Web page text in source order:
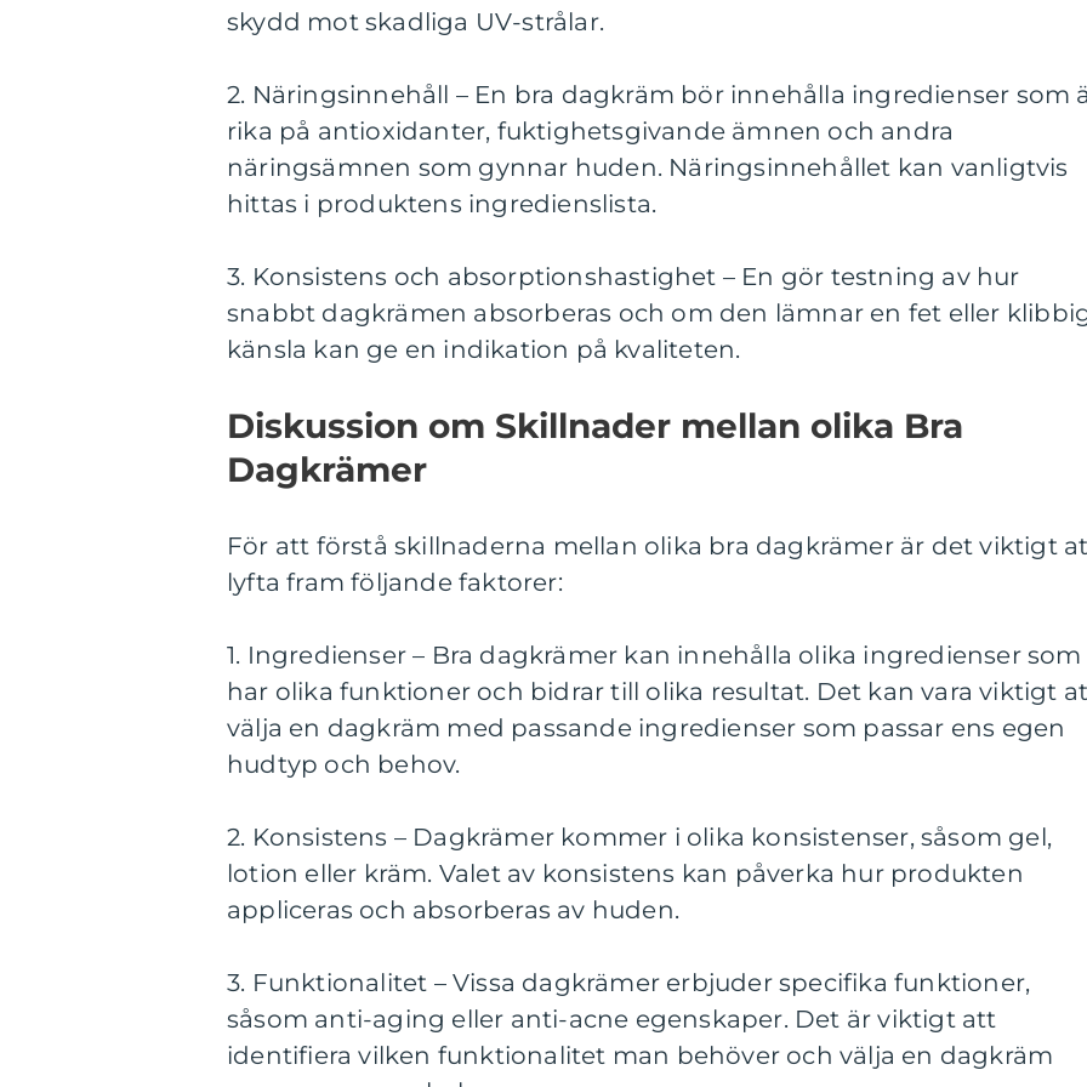
skydd mot skadliga UV-strålar.
2. Näringsinnehåll – En bra dagkräm bör innehålla ingredienser som
rika på antioxidanter, fuktighetsgivande ämnen och andra
näringsämnen som gynnar huden. Näringsinnehållet kan vanligtvis
hittas i produktens ingredienslista.
3. Konsistens och absorptionshastighet – En gör testning av hur
snabbt dagkrämen absorberas och om den lämnar en fet eller
känsla kan ge en indikation på kvaliteten.
Diskussion om Skillnader mellan olika Bra
Dagkrämer
För att förstå skillnaderna mellan olika bra dagkrämer är det viktigt
lyfta fram följande faktorer:
1. Ingredienser – Bra dagkrämer kan innehålla olika ingredienser som
har olika funktioner och bidrar till olika resultat. Det kan vara viktigt
välja en dagkräm med passande ingredienser som passar ens egen
hudtyp och behov.
2. Konsistens – Dagkrämer kommer i olika konsistenser, såsom gel,
lotion eller kräm. Valet av konsistens kan påverka hur produkten
appliceras och absorberas av huden.
3. Funktionalitet – Vissa dagkrämer erbjuder specifika funktioner,
såsom anti-aging eller anti-acne egenskaper. Det är viktigt att
identifiera vilken funktionalitet man behöver och välja en dagkräm